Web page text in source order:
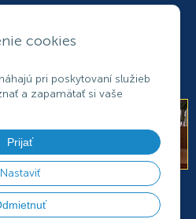
cookies
pri poskytovaní služieb
a zapamätať si vaše
Prijať
Nastaviť
+421 37
klientcentrum@osbdnr.sk
ENERGIE A FINANCIE
ÚDAJE KONTAKTY